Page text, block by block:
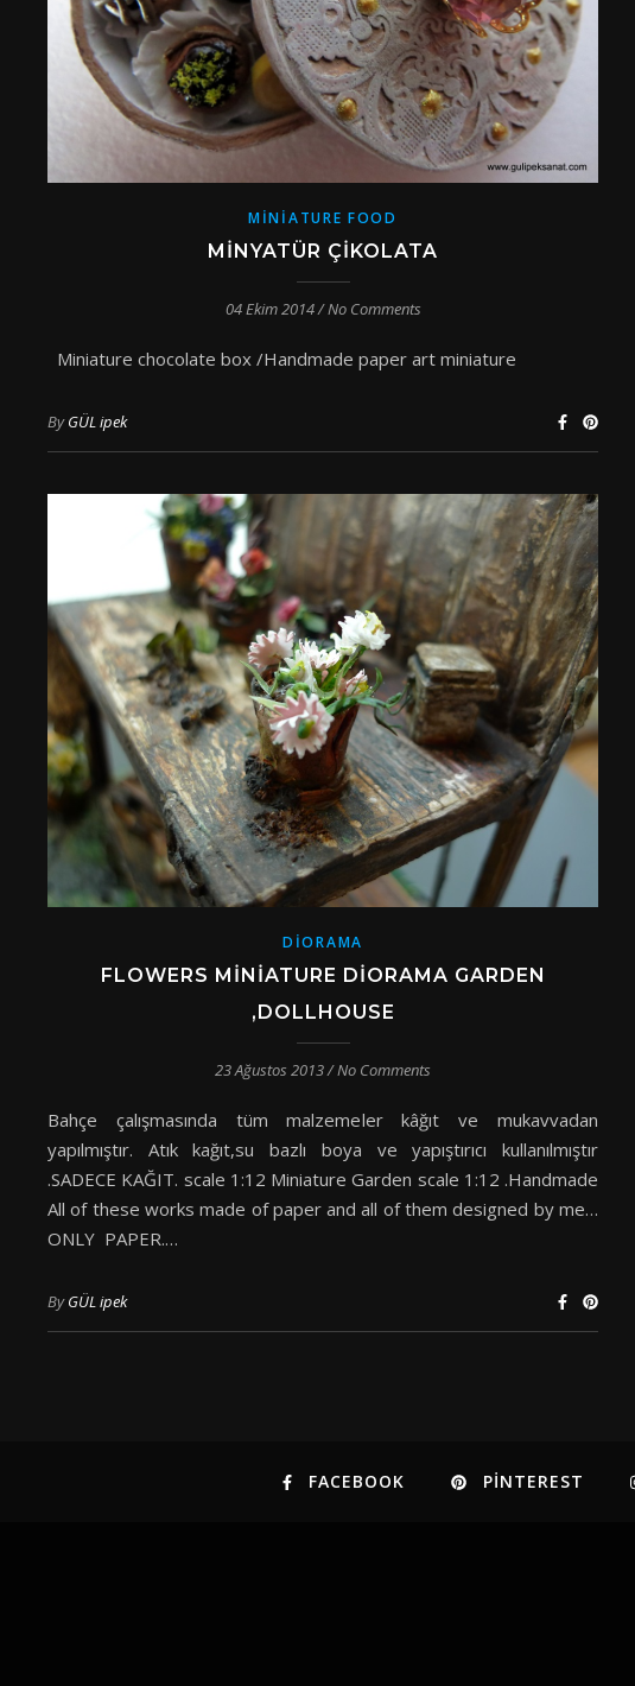
MINIATURE FOOD
MINYATÜR ÇIKOLATA
04 Ekim 2014/No Comments
Miniature chocolate box /Handmade paper art miniature
ByGÜL ipek
DIORAMA
FLOWERS MINIATURE DIORAMA GARDEN
,DOLLHOUSE
23 Ağustos 2013/No Comments
Bahçe çalışmasında tüm malzemeler kâğıt ve mukavvadan
yapılmıştır. Atık kağıt,su bazlı boya ve yapıştırıcı kullanılmıştır
.SADECE KAĞIT. scale 1:12 Miniature Garden scale 1:12 .Handmade
All of these works made of paper and all of them designed by me…
ONLY PAPER.…
ByGÜL ipek
FACEBOOK PINTEREST